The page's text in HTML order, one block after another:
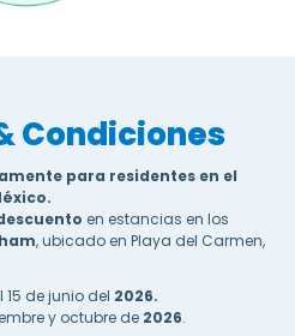
Condiciones
para residentes en el
en estancias en los
, ubicado en Playa del Carmen,
15 de junio del 2026.
y octubre de 2026.